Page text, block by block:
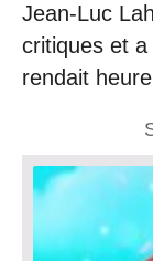
Jean-Luc
critiques et
rendait